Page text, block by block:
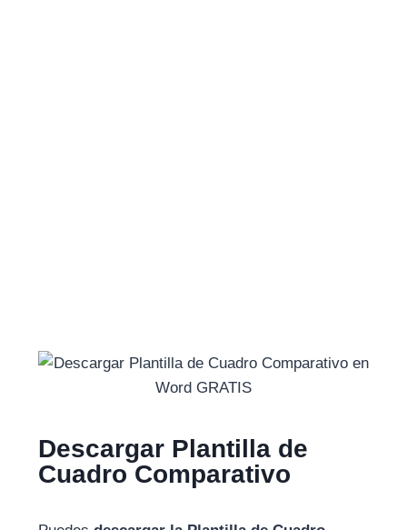
Descargar Plantilla de
Cuadro Comparativo